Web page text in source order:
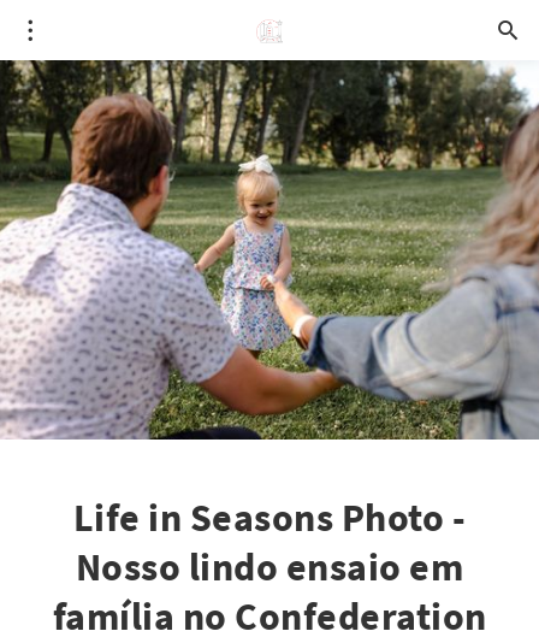
Life in Seasons Photo -
Nosso lindo ensaio em
família no Confederation